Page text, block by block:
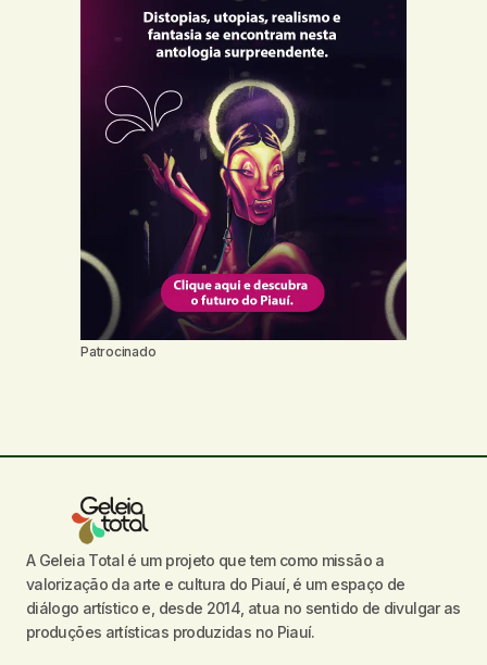
Patrocinado
A Geleia Total é um projeto que tem como missão a
valorização da arte e cultura do Piauí, é um espaço de
diálogo artístico e, desde 2014, atua no sentido de divulgar as
produções artísticas produzidas no Piauí.